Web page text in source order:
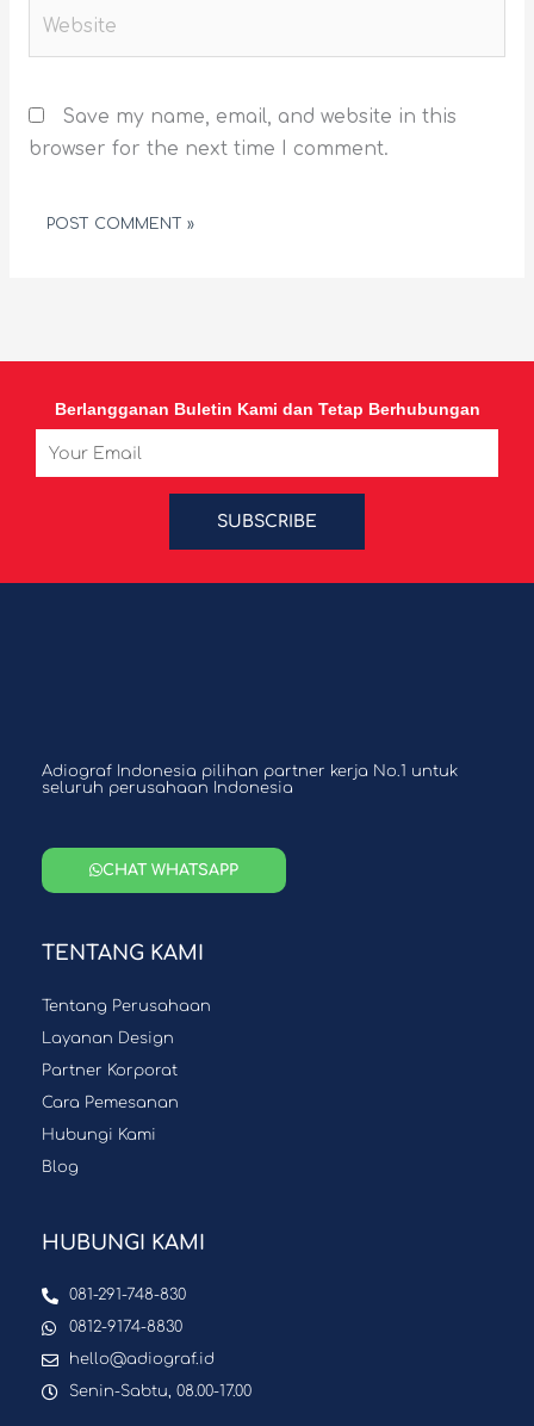
Save my name, email, and website in this
browser for the next time I comment.
Berlangganan Buletin Kami dan Tetap Berhubungan
Email
SUBSCRIBE
Adiograf Indonesia pilihan partner kerja No.1 untuk
seluruh perusahaan Indonesia
CHAT WHATSAPP
TENTANG KAMI
Tentang Perusahaan
Layanan Design
Partner Korporat
Cara Pemesanan
Hubungi Kami
Blog
HUBUNGI KAMI
081-291-748-830
0812-9174-8830
hello@adiograf.id
Senin-Sabtu, 08.00-17.00